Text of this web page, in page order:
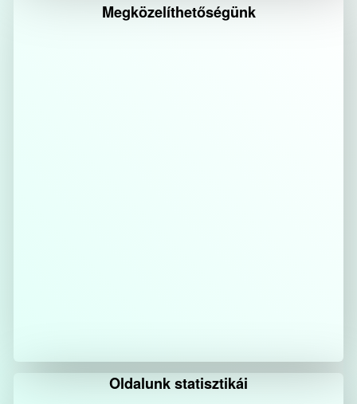
Megközelíthetőségünk
Oldalunk statisztikái